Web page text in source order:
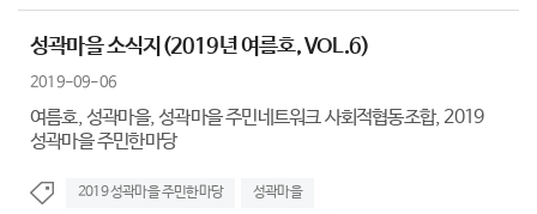
성곽마을 소식지(2019년 여름호, VOL.6)
2019-09-06
여름호, 성곽마을, 성곽마을 주민네트워크 사회적협동조합, 2019
성곽마을 주민한마당
2019 성곽마을 주민한마당 성곽마을